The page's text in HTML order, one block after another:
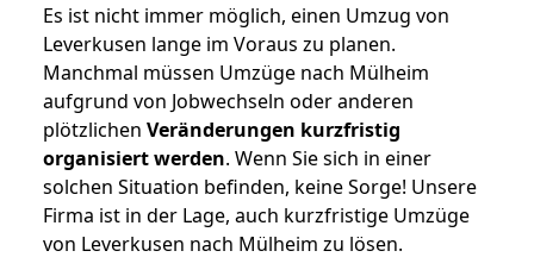
Es ist nicht immer möglich, einen Umzug von
Leverkusen lange im Voraus zu planen.
Manchmal müssen Umzüge nach Mülheim
aufgrund von Jobwechseln oder anderen
plötzlichen Veränderungen kurzfristig
organisiert werden. Wenn Sie sich in einer
solchen Situation befinden, keine Sorge! Unsere
Firma ist in der Lage, auch kurzfristige Umzüge
von Leverkusen nach Mülheim zu lösen.